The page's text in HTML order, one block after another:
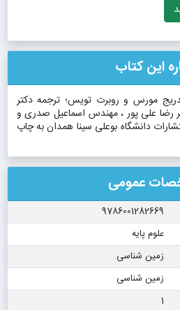
این کتاب
مورس و روبرت تویس؛ ترجمه دکتر
علی پور ، مهندس اسماعیل صدری و
دانشگاه بوعلی سینا همدان به چاپ
عمومی
9786001282669
علوم پایه
زمین شناسی
زمین شناسی
1